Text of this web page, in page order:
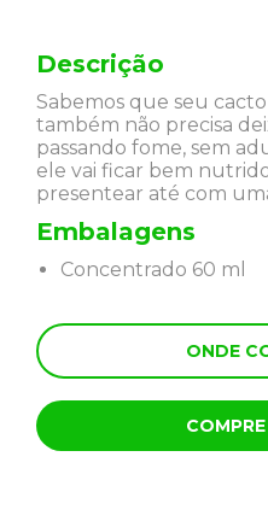
Descrição
Sabemos que seu
também não precisa
passando fome, sem
ele vai ficar bem
presentear até com
Embalagens
Concentrado 60 ml
ONDE